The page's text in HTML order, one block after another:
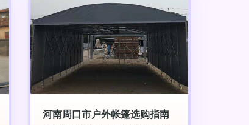
河南周口市户外帐篷选购指南